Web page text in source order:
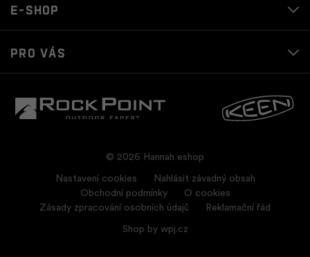
E-shop
Pro vás
© 2026 Hannah eshop
Nastavení cookies
Nahlásit závadný obsah
Obchodní podmínky
O cookies
Zásady zpracování osobních údajů
Reklamační řád
Shop by wpj.cz